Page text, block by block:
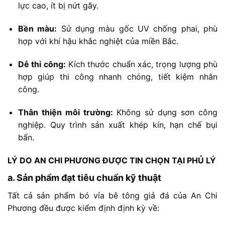
lực cao, ít bị nứt gãy.
Bền màu: Sử dụng màu gốc UVchống phai, phù
hợp với khí hậu khắc nghiệt của miền Bắc.
Dễthi công: Kíchthước chuẩn xác,trọng lượng phù
hợpgiúpthi công nhanhchóng, tiết kiệm nhân
công.
Thân thiện môi trường: Không sửdụng sơncông
nghiệp. Quytrình sản xuất khép kín, hạnchế bụi
bẩn.
LÝ DO AN CHI PHƯƠNGĐƯỢC TIN CHỌN TẠI PHỦ LÝ
a.Sản phẩmđạttiêu chuẩn kỹ thuật
Tấtcả sản phẩm bó vỉa bêtônggiả đá của An Chi
Phương đều được kiểm định định kỳ về: